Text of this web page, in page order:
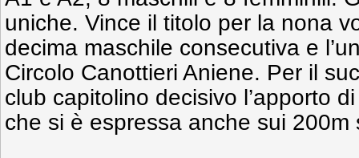
uniche. Vince il titolo per la nona
decima maschile consecutiva e
Circolo Canottieri Aniene. Per il
club capitolino decisivo l’apporto
che si è espressa anche sui 200m